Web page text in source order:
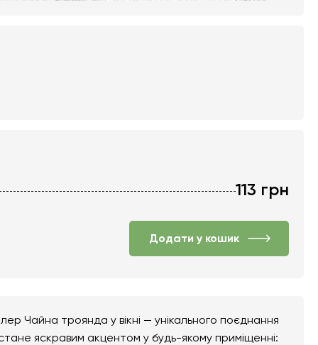
113 грн
Додати у кошик
Чайна троянда у вікні — унікального поєднання
яскравим акцентом у будь-якому приміщенні: